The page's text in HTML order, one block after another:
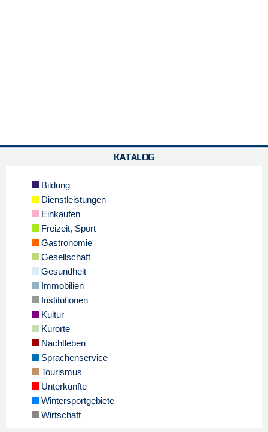
KATALOG
Bildung
Dienstleistungen
Einkaufen
Freizeit, Sport
Gastronomie
Gesellschaft
Gesundheit
Immobilien
Institutionen
Kultur
Kurorte
Nachtleben
Sprachenservice
Tourismus
Unterkünfte
Wintersportgebiete
Wirtschaft